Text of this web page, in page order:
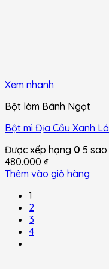
Xem nhanh
Bột làm Bánh Ngọt
Bột mì Địa Cầu Xanh Lá
Được xếp hạng 0 5 sao
480.000 ₫
Thêm vào giỏ hàng
1
2
3
4